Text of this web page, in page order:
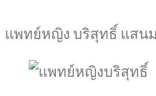
แพทย์หญิง บริสุทธิ์ แสน